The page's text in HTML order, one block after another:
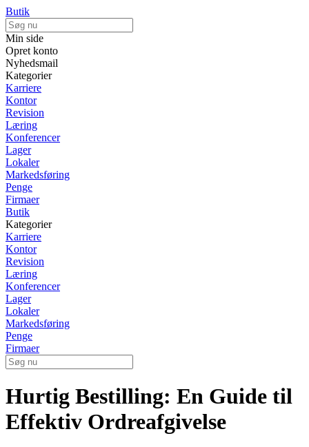
Butik
Min side
Opret konto
Nyhedsmail
Kategorier
Karriere
Kontor
Revision
Læring
Konferencer
Lager
Lokaler
Markedsføring
Penge
Firmaer
Butik
Kategorier
Karriere
Kontor
Revision
Læring
Konferencer
Lager
Lokaler
Markedsføring
Penge
Firmaer
Hurtig Bestilling: En Guide til
Effektiv Ordreafgivelse